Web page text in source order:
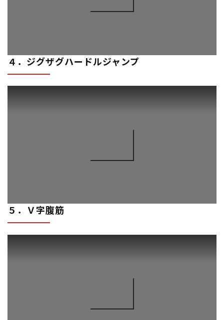
４．ジグザグハードルジャンプ
５．Ｖ字腹筋